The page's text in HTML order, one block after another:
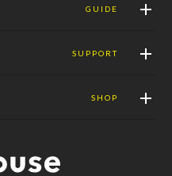
GUIDE
SUPPORT
SHOP